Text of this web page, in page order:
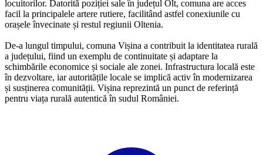
locuitorilor. Datorită poziției sale în județul Olt, comuna are acces
facil la principalele artere rutiere, facilitând astfel conexiunile cu
orașele învecinate și restul regiunii Oltenia.
De-a lungul timpului, comuna Vișina a contribuit la identitatea rurală
a județului, fiind un exemplu de continuitate și adaptare la
schimbările economice și sociale ale zonei. Infrastructura locală este
în dezvoltare, iar autoritățile locale se implică activ în modernizarea
și susținerea comunității. Vișina reprezintă un punct de referință
pentru viața rurală autentică în sudul României.